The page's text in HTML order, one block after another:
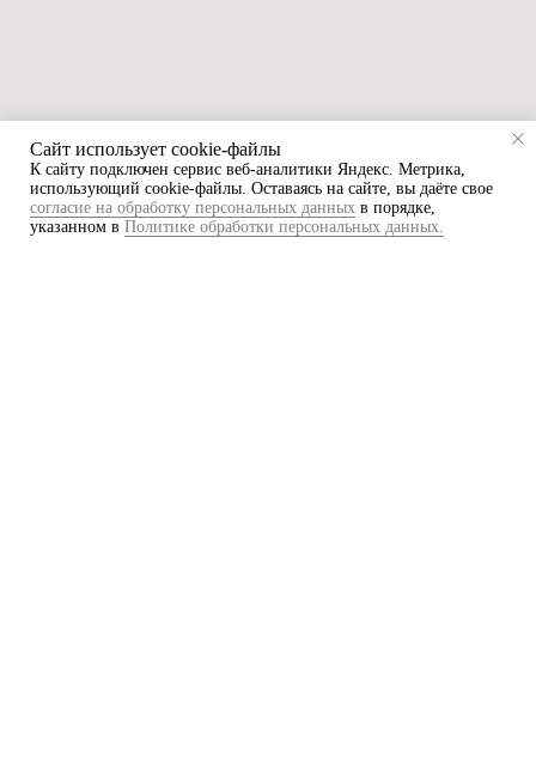
Сайт использует cookie-файлы
К cайту подключен сервис веб-аналитики Яндекс. Метрика,
использующий cookie-файлы. Оставаясь на сайте, вы даёте свое
согласие на обработку персональных данных в порядке,
указанном в Политике обработки персональных данных.